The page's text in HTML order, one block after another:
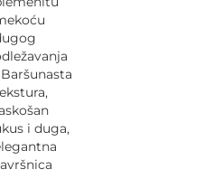
Baršunasta
i duga,